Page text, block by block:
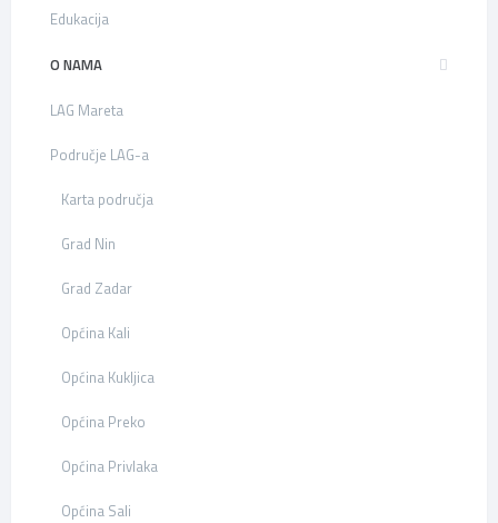
Edukacija
O NAMA
LAG Mareta
Područje LAG-a
Karta područja
Grad Nin
Grad Zadar
Općina Kali
Općina Kukljica
Općina Preko
Općina Privlaka
Općina Sali